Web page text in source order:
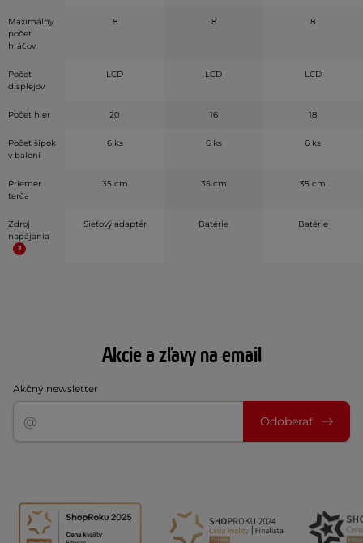
Maximálny
počet
hráčov
8 8 8
Počet
displejov
LCD LCD LCD
Počet hier 20 16 18
Počet šípok
v balení
6 ks 6 ks 6 ks
Priemer
terča
35 cm 35 cm 35 cm
Zdroj
napájania
Sieťový adaptér Batérie Batérie
Akcie a zľavy na email
Akčný newsletter
Odoberať